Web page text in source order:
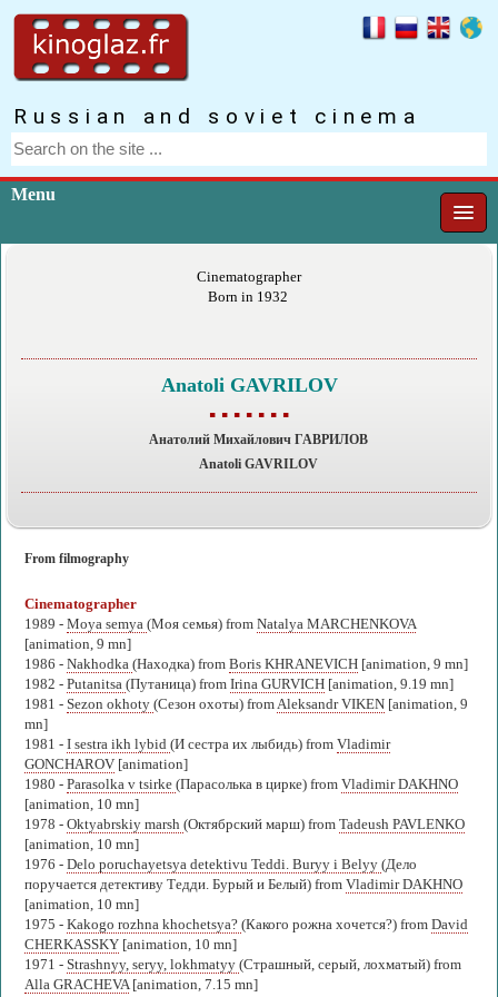
Russian and soviet cinema
Menu
Cinematographer
Born in 1932
Anatoli GAVRILOV
▪ ▪ ▪ ▪ ▪ ▪ ▪
Анатолий Михайлович ГАВРИЛОВ
Anatoli GAVRILOV
From filmography
Cinematographer
1989 - Moya semya (Моя семья) from Natalya MARCHENKOVA
[animation, 9 mn]
1986 - Nakhodka (Находка) from Boris KHRANEVICH [animation, 9 mn]
1982 - Putanitsa (Путаница) from Irina GURVICH [animation, 9.19 mn]
1981 - Sezon okhoty (Сезон охоты) fromAleksandr VIKEN [animation, 9
mn]
1981 - I sestra ikh lybid (И сестра их лыбидь) from Vladimir
GONCHAROV [animation]
1980 - Parasolka v tsirke (Парасолька в цирке) from Vladimir DAKHNO
[animation, 10 mn]
1978 - Oktyabrskiy marsh (Октябрский марш) from Tadeush PAVLENKO
[animation, 10 mn]
1976 - Delo poruchayetsya detektivu Teddi. Buryy i Belyy (Дело
поручается детективу Тедди. Бурый и Белый) from Vladimir DAKHNO
[animation, 10 mn]
1975 - Kakogo rozhna khochetsya? (Какого рожна хочется?) from David
CHERKASSKY [animation, 10 mn]
1971 - Strashnyy, seryy, lokhmatyy (Страшный, серый, лохматый) from
Alla GRACHEVA[animation, 7.15 mn]